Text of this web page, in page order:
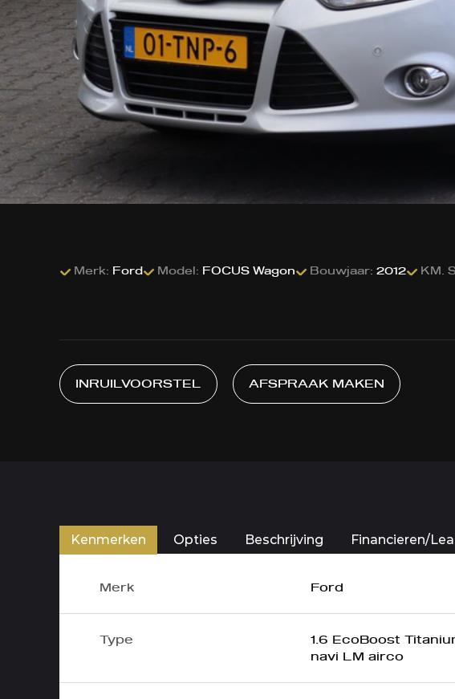
Merk: Ford Model: FOCUS Wagon Bouwjaar: 2012 KM.
INRUILVOORSTEL AFSPRAAK MAKEN
Kenmerken Opties Beschrijving Financieren/
Merk Ford
Type
1.6 EcoBoost
navi LM airco